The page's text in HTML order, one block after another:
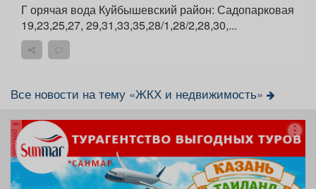
Г орячая вода Куйбышевский район: Садопарковая
19,23,25,27, 29,31,33,35,28/1,28/2,28,30,...
Все новости на тему «ЖКХ и недвижимость»
реклама